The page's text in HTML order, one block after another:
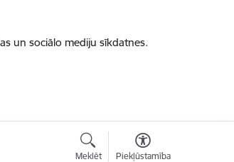
un sociālo mediju sīkdatnes.
Meklēt Piekļūstamība